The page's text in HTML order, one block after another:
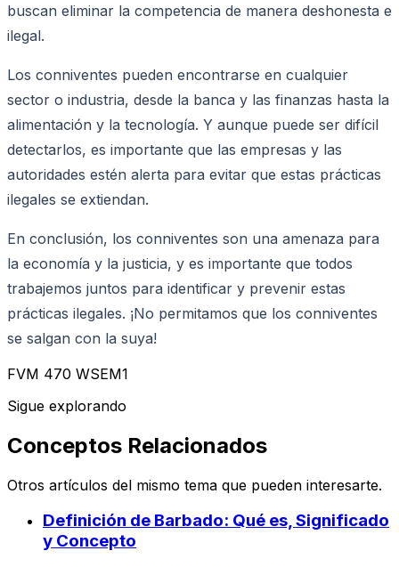
buscan eliminar la competencia de manera deshonesta e
ilegal.
Los conniventes pueden encontrarse en cualquier
sector o industria, desde la banca y las finanzas hasta la
alimentación y la tecnología. Y aunque puede ser difícil
detectarlos, es importante que las empresas y las
autoridades estén alerta para evitar que estas prácticas
ilegales se extiendan.
En conclusión, los conniventes son una amenaza para
la economía y la justicia, y es importante que todos
trabajemos juntos para identificar y prevenir estas
prácticas ilegales. ¡No permitamos que los conniventes
se salgan con la suya!
FVM 470 WSEM1
Sigue explorando
Conceptos Relacionados
Otros artículos del mismo tema que pueden interesarte.
Definición de Barbado: Qué es, Significado
y Concepto